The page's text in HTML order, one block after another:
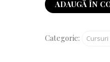
ADAUGĂ ÎN
Categorie: